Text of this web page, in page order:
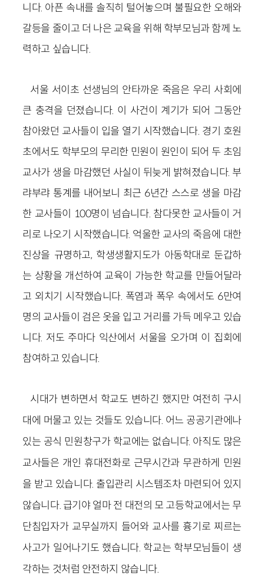
니다. 아픈 속내를 솔직히 털어놓으며 불필요한 오해와
갈등을 줄이고 더 나은 교육을 위해 학부모님과 함께 노
력하고 싶습니다.
서울 서이초 선생님의 안타까운 죽음은 우리 사회에
큰 충격을 던졌습니다. 이 사건이 계기가 되어 그동안
참아왔던 교사들이 입을 열기 시작했습니다. 경기 호원
초에서도 학부모의 무리한 민원이 원인이 되어 두 초임
교사가 생을 마감했던 사실이 뒤늦게 밝혀졌습니다. 부
랴부랴 통계를 내어보니 최근 6년간 스스로 생을 마감
한 교사들이 100명이 넘습니다. 참다못한 교사들이 거
리로 나오기 시작했습니다. 억울한 교사의 죽음에 대한
진상을 규명하고, 학생생활지도가 아동학대로 둔갑하
는 상황을 개선하여 교육이 가능한 학교를 만들어달라
고 외치기 시작했습니다. 폭염과 폭우 속에서도 6만여
명의 교사들이 검은 옷을 입고 거리를 가득 메우고 있습
니다. 저도 주마다 익산에서 서울을 오가며 이 집회에
참여하고 있습니다.
시대가 변하면서 학교도 변하긴 했지만 여전히 구시
대에 머물고 있는 것들도 있습니다. 어느 공공기관에나
있는 공식 민원창구가 학교에는 없습니다. 아직도 많은
교사들은 개인 휴대전화로 근무시간과 무관하게 민원
을 받고 있습니다. 출입관리 시스템조차 마련되어 있지
않습니다. 급기야 얼마 전 대전의 모 고등학교에서는 무
단침입자가 교무실까지 들어와 교사를 흉기로 찌르는
사고가 일어나기도 했습니다. 학교는 학부모님들이 생
각하는 것처럼 안전하지 않습니다.